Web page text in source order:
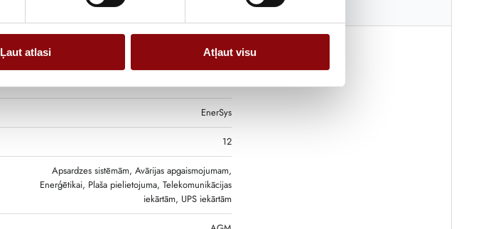
Ļaut atlasi Atļaut visu
Tehniskā specifikācija
12.5 kg
28x9.7x18.4 cm
EnerSys
12
Apsardzes sistēmām, Avārijas apgaismojumam,
Enerģētikai, Plaša pielietojuma, Telekomunikācijas
iekārtām, UPS iekārtām